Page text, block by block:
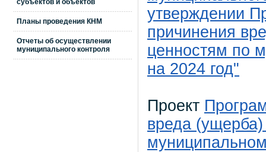
субъектов и объектов
Планы проведения КНМ
Отчеты об осуществлении
муниципального контроля
утверждении
причинения
ценностям по
на 2024 год"
Проект
вреда